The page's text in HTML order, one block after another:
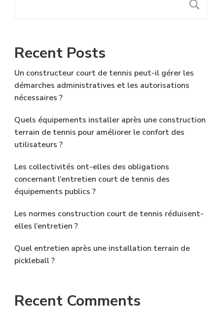
Recent Posts
Un constructeur court de tennis peut-il gérer les
démarches administratives et les autorisations
nécessaires ?
Quels équipements installer après une construction
terrain de tennis pour améliorer le confort des
utilisateurs ?
Les collectivités ont-elles des obligations
concernant l’entretien court de tennis des
équipements publics ?
Les normes construction court de tennis réduisent-
elles l’entretien ?
Quel entretien après une installation terrain de
pickleball ?
Recent Comments